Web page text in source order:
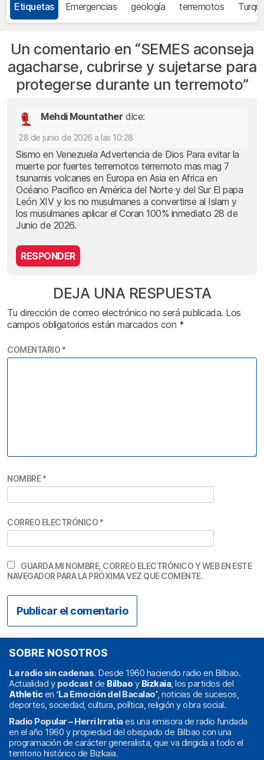
Etiquetas Emergencias geología terremotos
Un comentario en “SEMES aconseja
agacharse, cubrirse y sujetarse para
protegerse durante un terremoto”
Mehdi Mountather dice:
28 de junio de 2026 a las 10:28
Sismo en Venezuela Advertencia de Dios Para evitar la
muerte por fuertes terremotos terremoto mas mag 7
tsunamis volcanes en Europa en Asia en Africa en
Océano Pacifico en América del Norte y del Sur El papa
León XIV y los no musulmanes a convertirse al Islam y
los musulmanes aplicar el Coran 100% inmediato 28 de
Junio de 2026.
RESPONDER
DEJA UNA RESPUESTA
Tu dirección de correo electrónico no será publicada. Los
campos obligatorios están marcados con *
COMENTARIO *
NOMBRE*
CORREO ELECTRÓNICO *
GUARDA MI NOMBRE, CORREO ELECTRÓNICO Y WEB EN ESTE
NAVEGADOR PARA LA PRÓXIMA VEZ QUE COMENTE.
SOBRE NOSOTROS
La radio sin cadenas. Desde 1960 haciendo radio en Bilbao.
Actualidad y podcast de Bilbao y Bizkaia, los partidos del
Athleticen ‘La Emoción del Bacalao’, noticias de sucesos,
deportes, sociedad, cultura, política, religión y obra social.
Radio Popular – Herri Irratiaes una emisora de radio fundada
en el año 1960 y propiedad del obispado de Bilbao con una
programación de carácter generalista, que va dirigida a todo el
territorio histórico de Bizkaia.